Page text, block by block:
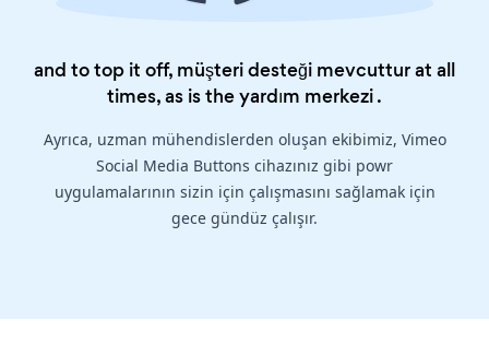
and to top it off, müşteri desteği mevcuttur at all
times, as is theyardım merkezi.
Ayrıca, uzman mühendislerden oluşan ekibimiz, Vimeo
Social Media Buttons cihazınız gibi powr
uygulamalarının sizin için çalışmasını sağlamak için
gece gündüz çalışır.